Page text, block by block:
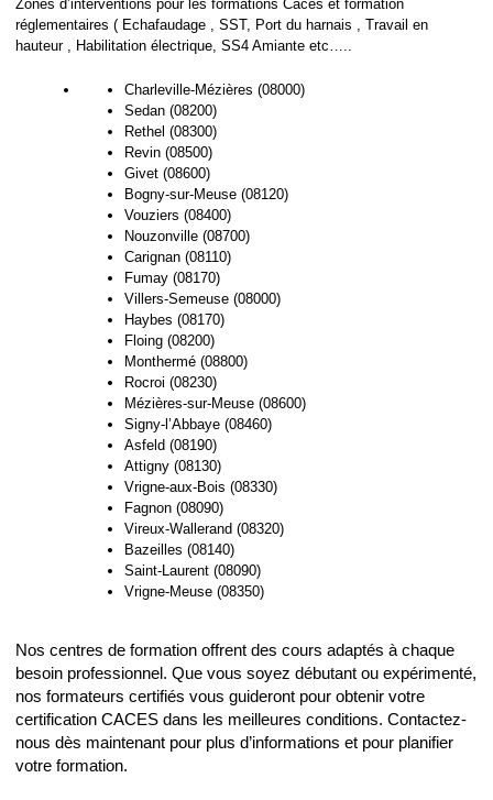
Zones d’interventions pour les formations Caces et formation
réglementaires ( Echafaudage , SST, Port du harnais , Travail en
hauteur , Habilitation électrique, SS4 Amiante etc…..
Charleville-Mézières (08000)
Sedan (08200)
Rethel (08300)
Revin (08500)
Givet (08600)
Bogny-sur-Meuse (08120)
Vouziers (08400)
Nouzonville (08700)
Carignan (08110)
Fumay (08170)
Villers-Semeuse (08000)
Haybes (08170)
Floing (08200)
Monthermé (08800)
Rocroi (08230)
Mézières-sur-Meuse (08600)
Signy-l’Abbaye (08460)
Asfeld (08190)
Attigny (08130)
Vrigne-aux-Bois (08330)
Fagnon (08090)
Vireux-Wallerand (08320)
Bazeilles (08140)
Saint-Laurent (08090)
Vrigne-Meuse (08350)
Nos centres de formation offrent des cours adaptés à chaque
besoin professionnel. Que vous soyez débutant ou expérimenté,
nos formateurs certifiés vous guideront pour obtenir votre
certification CACES dans les meilleures conditions. Contactez-
nous dès maintenant pour plus d’informations et pour planifier
votre formation.